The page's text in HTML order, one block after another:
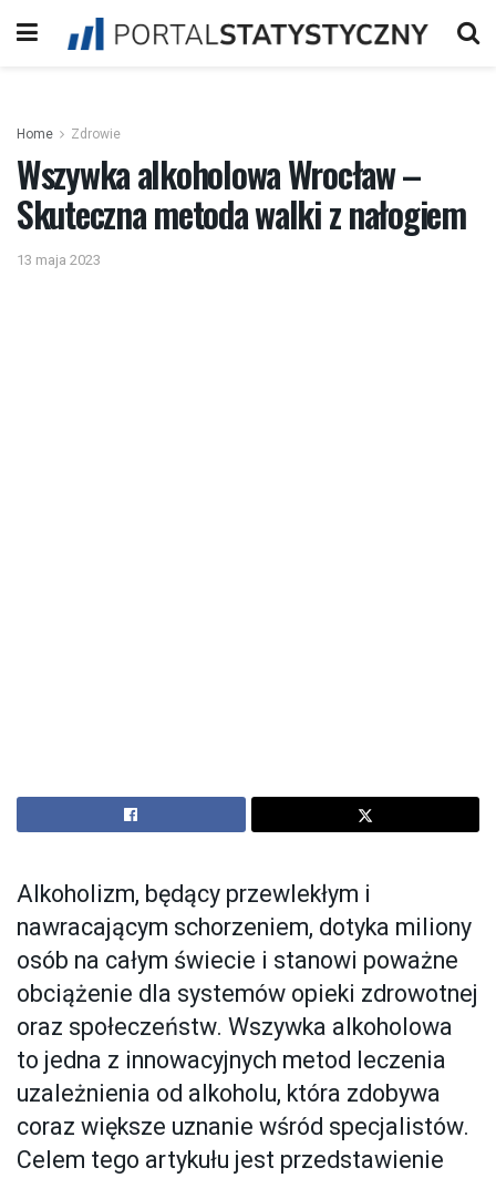
Home Zdrowie
Wszywka alkoholowa Wrocław –
Skuteczna metoda walki z nałogiem
13 maja 2023
Alkoholizm, będący przewlekłym i
nawracającym schorzeniem, dotyka miliony
osób na całym świecie i stanowi poważne
obciążenie dla systemów opieki zdrowotnej
oraz społeczeństw. Wszywka alkoholowa
to jedna z innowacyjnych metod leczenia
uzależnienia od alkoholu, która zdobywa
coraz większe uznanie wśród specjalistów.
Celem tego artykułu jest przedstawienie